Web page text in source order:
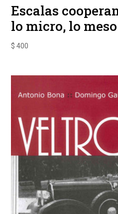
Escalas
lo micro, lo
$ 400